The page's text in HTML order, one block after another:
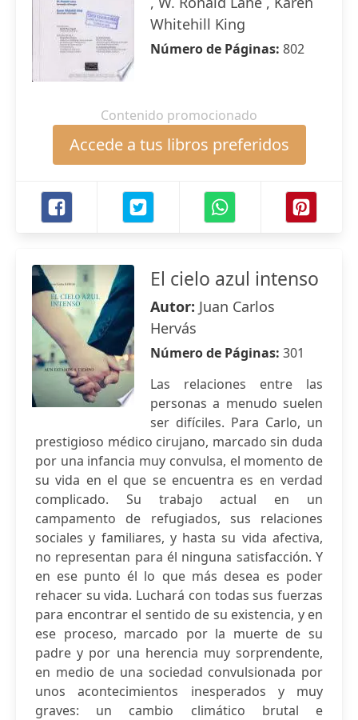
Whitehill King
Número de Páginas: 802
Contenido promocionado
Accede a tus libros preferidos
El cielo azul intenso
Autor: Juan Carlos
Hervás
Número de Páginas: 301
Las relaciones entre las
personas a menudo suelen
ser difíciles. Para Carlo, un
prestigioso médico cirujano, marcado sin duda
por una infancia muy convulsa, el momento de
su vida en el que se encuentra es en verdad
complicado. Su trabajo actual en un
campamento de refugiados, sus relaciones
sociales y familiares, y hasta su vida afectiva,
no representan para él ninguna satisfacción. Y
en ese punto él lo que más desea es poder
rehacer su vida. Luchará con todas sus fuerzas
para encontrar el sentido de su existencia, y en
ese proceso, marcado por la muerte de su
padre y por una herencia muy sorprendente,
en medio de una sociedad convulsionada por
unos acontecimientos inesperados y muy
graves: un cambio climático brutal e